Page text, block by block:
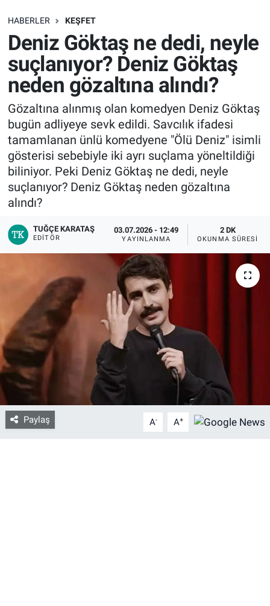
HABERLER KEŞFET
Deniz Göktaş ne dedi, neyle
suçlanıyor? Deniz Göktaş
neden gözaltına alındı?
Gözaltına alınmış olan komedyen Deniz Göktaş
bugün adliyeye sevk edildi. Savcılık ifadesi
tamamlanan ünlü komedyene "Ölü Deniz" isimli
gösterisi sebebiyle iki ayrı suçlama yöneltildiği
biliniyor. Peki Deniz Göktaş ne dedi, neyle
suçlanıyor? Deniz Göktaş neden gözaltına
alındı?
TUĞÇE KARATAŞ
EDITÖR
03.07.2026 - 12:49
YAYINLANMA
2 DK
OKUNMA SÜRESI
Paylaş A- A+
SAĞLIK
EKONOMİ
EĞİTİM
ÖZEL HABER
Keşfet
ASTROLOJİ
MANŞET
RESMİ İLANLAR
Bize ulaşın
İletişim/Künye
Yaşam
Gözden Kaçmasın
İletişim (Künye)